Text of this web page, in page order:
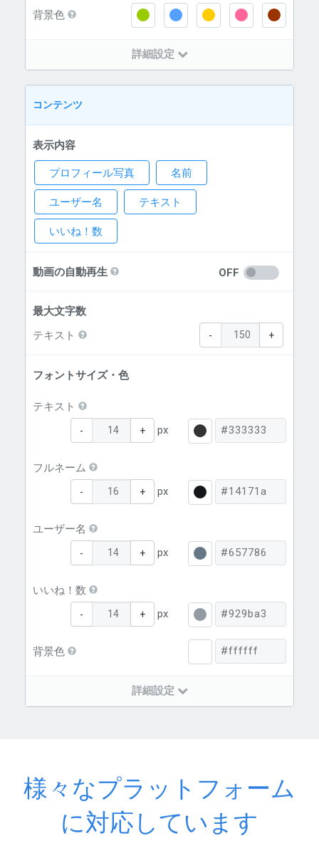
背景色
詳細設定
コンテンツ
表示内容
プロフィール写真 名前
ユーザー名 テキスト
いいね！数
動画の自動再生 OFF
最大文字数
テキスト
- +
フォントサイズ・色
テキスト
- + px
フルネーム
- + px
ユーザー名
- + px
いいね！数
- + px
背景色
詳細設定
様々なプラットフォーム
に対応しています